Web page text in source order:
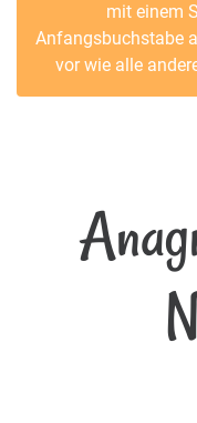
mit einem
Anfangsbuchstabe
vor wie alle